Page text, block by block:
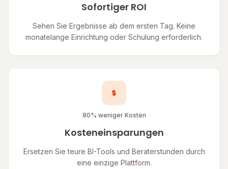
Sofortiger ROI
Sehen Sie Ergebnisse ab dem ersten Tag. Keine
monatelange Einrichtung oder Schulung erforderlich.
80% weniger Kosten
Kosteneinsparungen
Ersetzen Sie teure BI-Tools und Beraterstunden durch
eine einzige Plattform.